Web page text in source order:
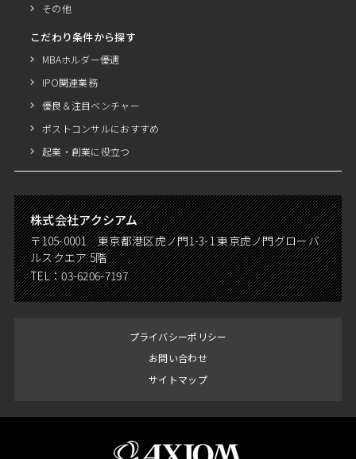
その他
こだわり条件から探す
MBAホルダー優遇
IPO関連業務
優良＆注目ベンチャー
ポストコンサルにおすすめ
起業・創業に役立つ
株式会社アクシアム
〒105-0001 東京都港区虎ノ門1-3-1 東京虎ノ門グローバ
ルスクエア 5階
TEL：03-6206-7197
プライバシーポリシー
お問い合わせ
サイトマップ